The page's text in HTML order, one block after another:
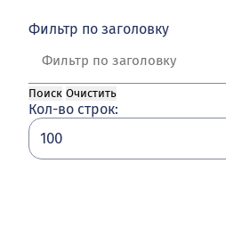
Фильтр по заголовку
Поиск Очистить
Кол-во строк: